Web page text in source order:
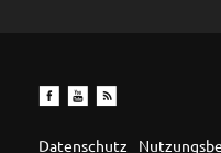
Datenschutz